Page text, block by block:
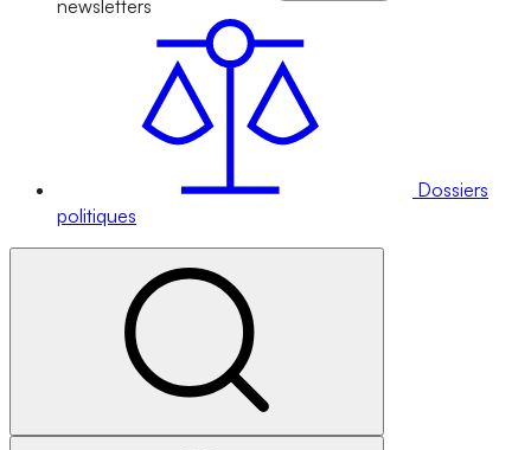
newsletters
Dossiers
politiques